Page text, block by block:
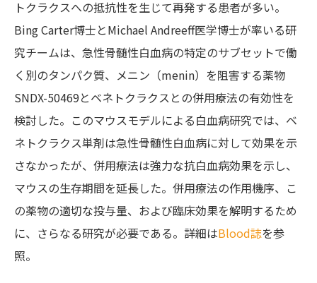
トクラクスへの抵抗性を生じて再発する患者が多い。
Bing Carter博士とMichael Andreeff医学博士が率いる研
究チームは、急性骨髄性白血病の特定のサブセットで働
く別のタンパク質、メニン（menin）を阻害する薬物
SNDX-50469とベネトクラクスとの併用療法の有効性を
検討した。このマウスモデルによる白血病研究では、ベ
ネトクラクス単剤は急性骨髄性白血病に対して効果を示
さなかったが、併用療法は強力な抗白血病効果を示し、
マウスの生存期間を延長した。併用療法の作用機序、こ
の薬物の適切な投与量、および臨床効果を解明するため
に、さらなる研究が必要である。詳細はBlood誌を参
照。